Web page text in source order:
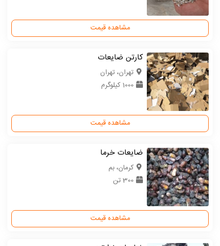
مشاهده قیمت
کارتن ضایعات
تهران، تهران
1000 کیلوگرم
مشاهده قیمت
ضایعات خرما
كرمان، بم
300 تن
مشاهده قیمت